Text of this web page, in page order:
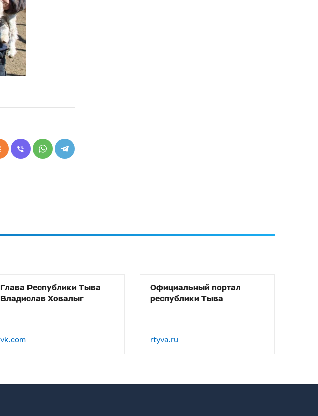
Глава Республики Тыва
Владислав Ховалыг
vk.com
Официальный портал
республики Тыва
rtyva.ru